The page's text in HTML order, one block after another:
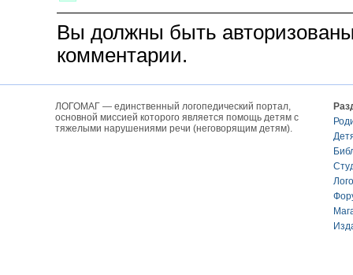
Вы должны быть
комментарии.
ЛОГОМАГ — единственный логопедический портал,
основной миссией которого является помощь детям с
тяжелыми нарушениями речи (неговорящим детям).